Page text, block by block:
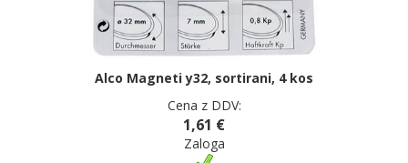
Alco Magneti y32, sortirani, 4 kos
Cena z DDV:
1,61 €
Zaloga